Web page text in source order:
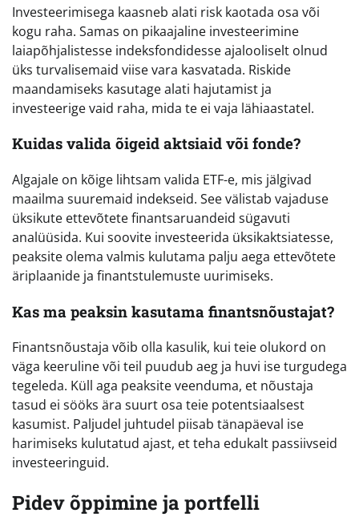
Investeerimisega kaasneb alati risk kaotada osa või
kogu raha. Samas on pikaajaline investeerimine
laiapõhjalistesse indeksfondidesse ajalooliselt olnud
üks turvalisemaid viise vara kasvatada. Riskide
maandamiseks kasutage alati hajutamist ja
investeerige vaid raha, mida te ei vaja lähiaastatel.
Kuidas valida õigeid aktsiaid või fonde?
Algajale on kõige lihtsam valida ETF-e, mis jälgivad
maailma suuremaid indekseid. See välistab vajaduse
üksikute ettevõtete finantsaruandeid sügavuti
analüüsida. Kui soovite investeerida üksikaktsiatesse,
peaksite olema valmis kulutama palju aega ettevõtete
äriplaanide ja finantstulemuste uurimiseks.
Kas ma peaksin kasutama finantsnõustajat?
Finantsnõustaja võib olla kasulik, kui teie olukord on
väga keeruline või teil puudub aeg ja huvi ise turgudega
tegeleda. Küll aga peaksite veenduma, et nõustaja
tasud ei sööks ära suurt osa teie potentsiaalsest
kasumist. Paljudel juhtudel piisab tänapäeval ise
harimiseks kulutatud ajast, et teha edukalt passiivseid
investeeringuid.
Pidev õppimine ja portfelli